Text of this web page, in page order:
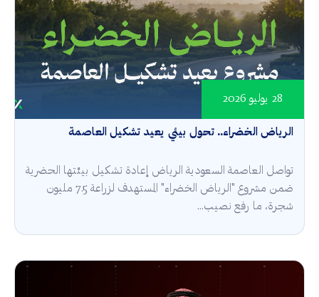
الرياض الخضراء.. تحول بيئي يعيد تشكيل العاصمة
28 يوليو 2026
تواصل العاصمة السعودية الرياض إعادة تشكيل بيئتها الحضرية
ضمن مشروع "الرياض الخضراء" المستهدف لزراعة 7.5 مليون
شجرة، ما رفع نصيب...